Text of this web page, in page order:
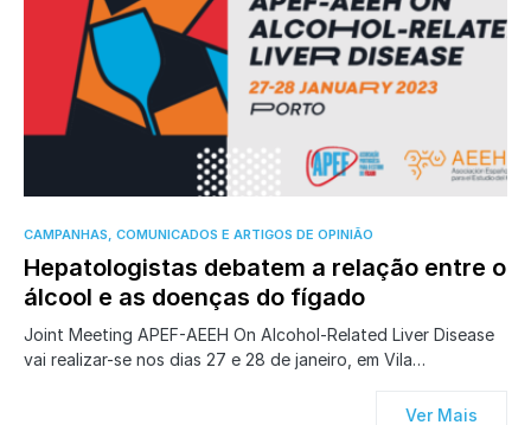
0
CAMPANHAS, COMUNICADOS E ARTIGOS DE OPINIÃO
Hepatologistas debatem a relação entre o
álcool e as doenças do fígado
Joint Meeting APEF-AEEH On Alcohol-Related Liver Disease
vai realizar-se nos dias 27 e 28 de janeiro, em Vila…
Ver Mais